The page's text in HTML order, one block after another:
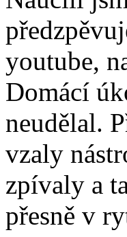
youtube,
Domácí
neudělal.
vzaly
zpívaly a
přesně v